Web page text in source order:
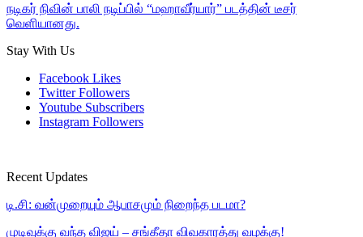
நடிகர் நிவின் பாலி நடிப்பில் “மஹாவீர்யார்” படத்தின் டீசர்
வெளியானது.
Stay With Us
Facebook Likes
Twitter Followers
Youtube Subscribers
Instagram Followers
Recent Updates
டி.சி: வன்முறையும் ஆபாசமும் நிறைந்த படமா?
முடிவுக்கு வந்த விஜய் – சங்கீதா விவகாரத்து வழக்கு!